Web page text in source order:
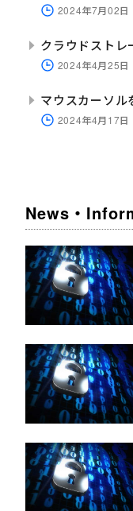
2024年7月02日
クラウドストレ
2024年4月25日
マウスカーソル
2024年4月17日
News・